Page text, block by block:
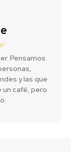
Pensamos
y las que
un café, pero